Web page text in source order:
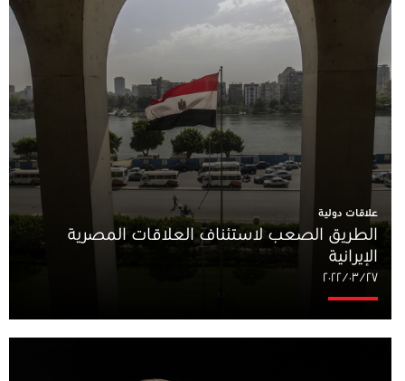
علاقات دولية
الطريق الصعب لاستئناف العلاقات المصرية
الإيرانية
٢٧‏/٠٣‏/٢٠٢٢